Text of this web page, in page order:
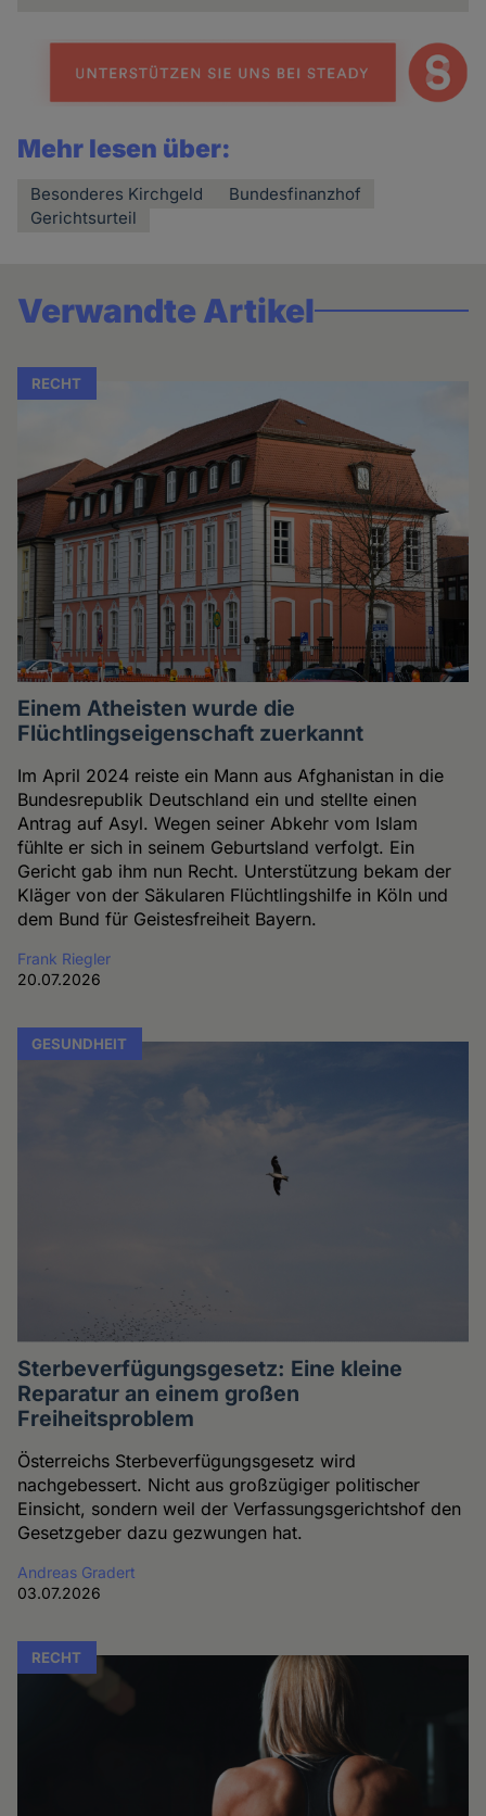
Mehr lesen über:
Besonderes Kirchgeld
Bundesfinanzhof
Gerichtsurteil
Verwandte Artikel
RECHT
Einem Atheisten wurde die
Flüchtlingseigenschaft zuerkannt
Im April 2024 reiste ein Mann aus Afghanistan in die
Bundesrepublik Deutschland ein und stellte einen
Antrag auf Asyl. Wegen seiner Abkehr vom Islam
fühlte er sich in seinem Geburtsland verfolgt. Ein
Gericht gab ihm nun Recht. Unterstützung bekam der
Kläger von der Säkularen Flüchtlingshilfe in Köln und
dem Bund für Geistesfreiheit Bayern.
Frank Riegler
20.07.2026
GESUNDHEIT
Sterbeverfügungsgesetz: Eine kleine
Reparatur an einem großen
Freiheitsproblem
Österreichs Sterbeverfügungsgesetz wird
nachgebessert. Nicht aus großzügiger politischer
Einsicht, sondern weil der Verfassungsgerichtshof den
Gesetzgeber dazu gezwungen hat.
Andreas Gradert
03.07.2026
RECHT